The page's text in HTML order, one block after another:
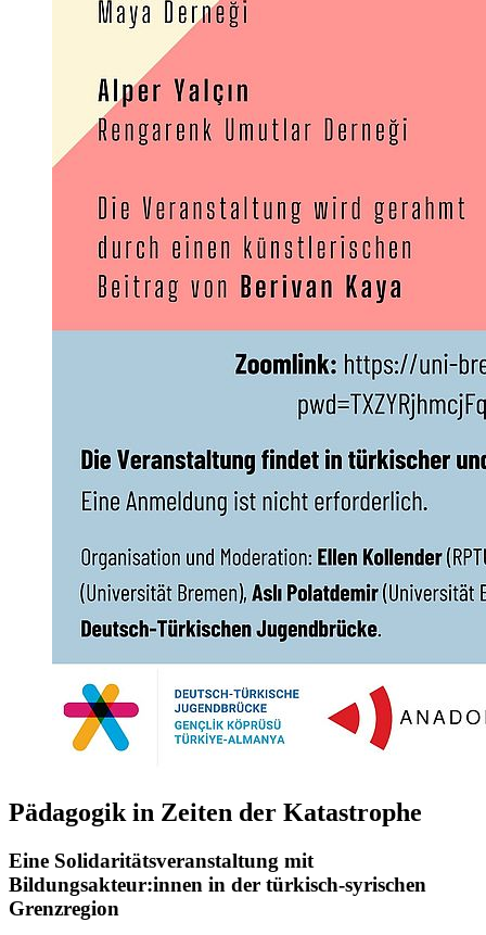
Pädagogik in Zeiten der Katastrophe
Eine Solidaritätsveranstaltung mit
Bildungsakteur:innen in der türkisch-syrischen
Grenzregion